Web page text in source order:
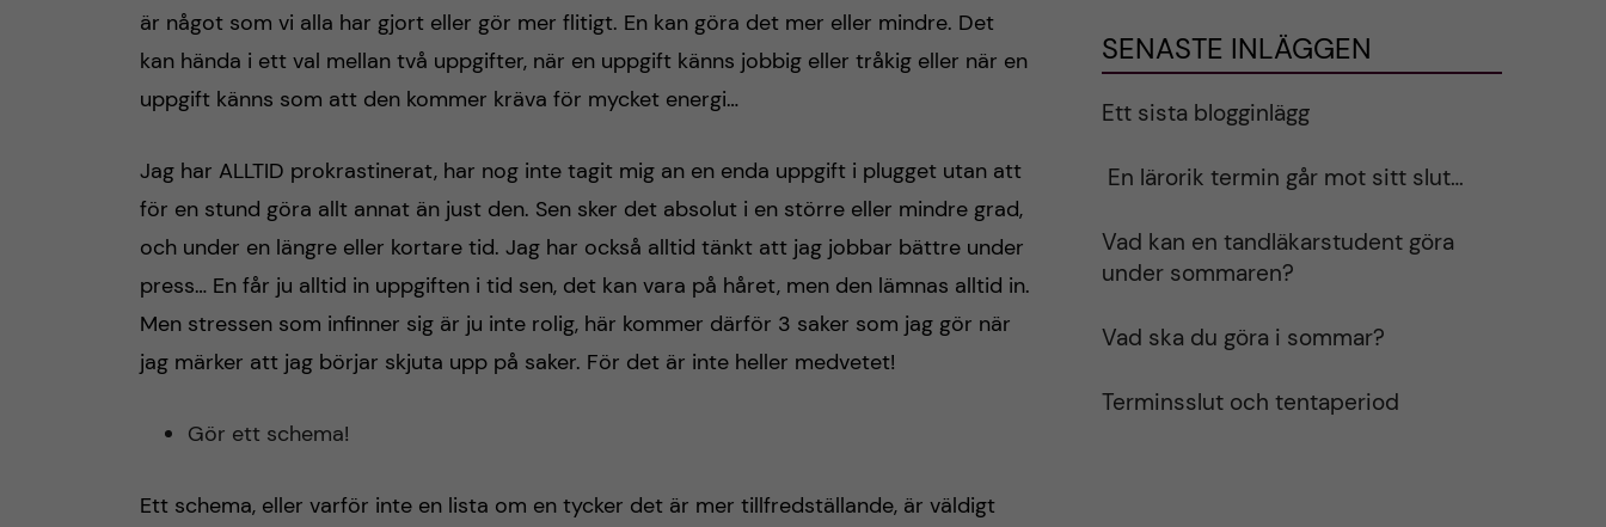
är något som vi alla har gjort eller gör mer flitigt. En kan göra det mer eller mindre. Det
kan hända i ett val mellan två uppgifter, när en uppgift känns jobbig eller tråkig eller när en
uppgift känns som att den kommer kräva för mycket energi…
Jag har ALLTID prokrastinerat, har nog inte tagit mig an en enda uppgift i plugget utan att
för en stund göra allt annat än just den. Sen sker det absolut i en större eller mindre grad,
och under en längre eller kortare tid. Jag har också alltid tänkt att jag jobbar bättre under
press… En får ju alltid in uppgiften i tid sen, det kan vara på håret, men den lämnas alltid in.
Men stressen som infinner sig är ju inte rolig, här kommer därför 3 saker som jag gör när
jag märker att jag börjar skjuta upp på saker. För det är inte heller medvetet!
Gör ett schema!
Ett schema, eller varför inte en lista om en tycker det är mer tillfredställande, är väldigt
SENASTE INLÄGGEN
Ett sista blogginlägg
En lärorik termin går mot sitt slut…
Vad kan en tandläkarstudent göra
under sommaren?
Vad ska du göra i sommar?
Terminsslut och tentaperiod